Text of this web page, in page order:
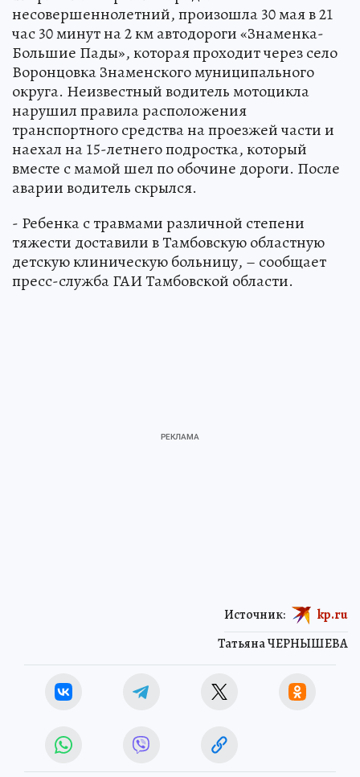
несовершеннолетний, произошла 30 мая в 21
час 30 минут на 2 км автодороги «Знаменка-
Большие Пады», которая проходит через село
Воронцовка Знаменского муниципального
округа. Неизвестный водитель мотоцикла
нарушил правила расположения
транспортного средства на проезжей части и
наехал на 15-летнего подростка, который
вместе с мамой шел по обочине дороги. После
аварии водитель скрылся.
- Ребенка с травмами различной степени
тяжести доставили в Тамбовскую областную
детскую клиническую больницу, – сообщает
пресс-служба ГАИ Тамбовской области.
Татьяна ЧЕРНЫШЕВА
Источник: kp.ru